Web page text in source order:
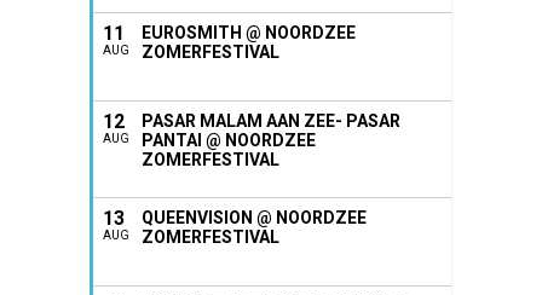
11
AUG
EUROSMITH @ NOORDZEE
ZOMERFESTIVAL
12
AUG
PASAR MALAM AAN ZEE- PASAR
PANTAI @ NOORDZEE
ZOMERFESTIVAL
13
AUG
QUEENVISION @ NOORDZEE
ZOMERFESTIVAL